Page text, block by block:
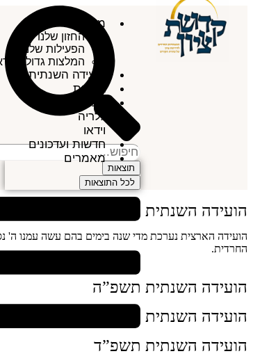
מי אנחנו
החזון שלנו
הפעילות שלנו
המלצות גדולי
הועידה השנתית
גליונות
ספרים
גלריה
וידאו
חדשות ועדכונים
מאמרים
תוצאות
לכל התוצאות
הועידה השנתית קדושת ציון
הועידה הארצית נערכת מדי שנה בימים בהם עשה עמנו ה'
החרדית.
הועידה השנתית תשפ”ה
הועידה השנתית תשפ”ה
הועידה השנתית תשפ”ד